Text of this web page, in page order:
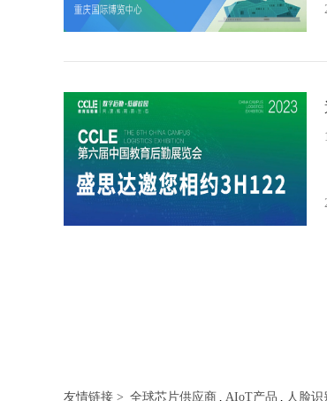
友情链接 > 全球芯片供应商 , AIoT产品 , 人脸识